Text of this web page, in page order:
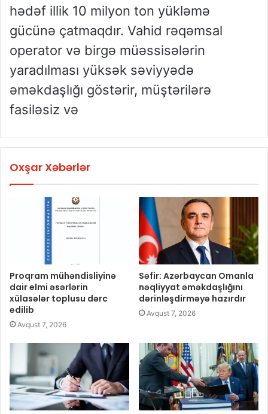
hədəf illik 10 milyon ton yükləmə
gücünə çatmaqdır. Vahid rəqəmsal
operator və birgə müəssisələrin
yaradılması yüksək səviyyədə
əməkdaşlığı göstərir, müştərilərə
fasiləsiz və
Oxşar Xəbərlər
Proqram mühəndisliyinə
dair elmi əsərlərin
xülasələr toplusu dərc
edilib
Avqust 7, 2026
Səfir: Azərbaycan Omanla
nəqliyyat əməkdaşlığını
dərinləşdirməyə hazırdır
Avqust 7, 2026